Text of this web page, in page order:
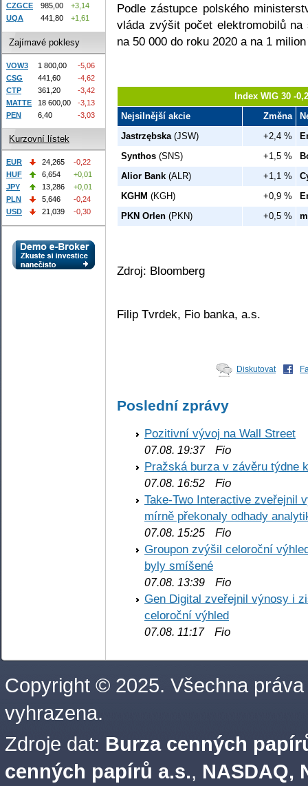
Podle zástupce polského
vláda zvýšit počet elektromobilů
na 50 000 do roku 2020 a na 1
Index WIG 30 -
Nejsilnější akcie
Změna
Jastrzębska (JSW) +2,4 %
Synthos (SNS) +1,5 %
Alior Bank (ALR) +1,1 %
KGHM (KGH) +0,9 %
PKN Orlen (PKN) +0,5 %
Zdroj: Bloomberg
Filip Tvrdek, Fio banka, a.s.
Diskutovat
Poslední zprávy
Pozitivní vývoj na Wall Street
07.08. 19:37Fio
Pražská burza v závěru týdne
07.08. 16:52 Fio
Take-Two Interactive zveřejnil
mírně překonaly odhady
07.08. 15:25 Fio
Groupon zvýšil celoroční
byly smíšené
07.08. 13:39 Fio
Gen Digital zveřejnil výnosy i
celoroční výhled
07.08. 11:17Fio
CZGCE
985,00
+3,14
UQA
441,80 +1,61
Zajímavé poklesy
VOW3 1 800,00
-5,06
CSG
441,60
-4,62
CTP
361,20
-3,42
MATTE
18 600,00
-3,13
PEN
6,40 -3,03
Kurzovní lístek
EUR 24,265
-0,22
HUF
6,654
+0,01
JPY
13,286
+0,01
PLN
5,646
-0,24
USD
21,039 -0,30
Copyright © 2025. Všechna práva
vyhrazena.
Zdroje dat: Burza cenných
cenných papírů a.s., NASDAQ,